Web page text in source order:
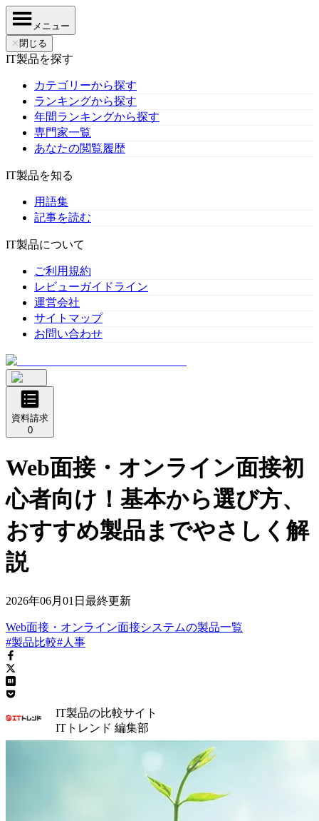
メニュー
✕ 閉じる
IT製品を探す
カテゴリーから探す
ランキングから探す
年間ランキングから探す
専門家一覧
あなたの閲覧履歴
IT製品を知る
用語集
記事を読む
IT製品について
ご利用規約
レビューガイドライン
運営会社
サイトマップ
お問い合わせ
資料請求
0
Web面接・オンライン面接初
心者向け！基本から選び方、
おすすめ製品までやさしく解
説
2026年06月01日 最終更新
Web面接・オンライン面接システムの製品一覧
#製品比較#人事
IT製品の比較サイト
ITトレンド 編集部